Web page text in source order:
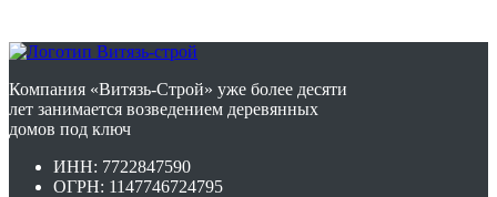
Компания «Витязь-Строй» уже более десяти
лет занимается возведением деревянных
домов под ключ
ИНН: 7722847590
ОГРН: 1147746724795